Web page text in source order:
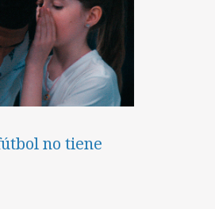
no tiene